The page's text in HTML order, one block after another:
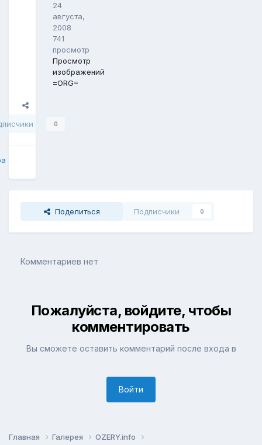
24
августа,
2008
741
просмотр
Просмотр
изображений
=ORG=
0
Поделиться Подписчики 0
Комментариев нет
Пожалуйста, войдите, чтобы
комментировать
Вы сможете оставить комментарий после входа в
Войти
Главная Галерея
OZERY.info